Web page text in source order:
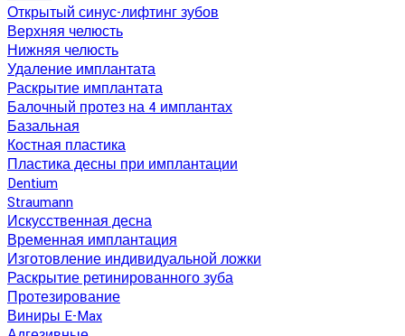
Открытый синус-лифтинг зубов
Верхняя челюсть
Нижняя челюсть
Удаление имплантата
Раскрытие имплантата
Балочный протез на 4 имплантах
Базальная
Костная пластика
Пластика десны при имплантации
Dentium
Straumann
Искусственная десна
Временная имплантация
Изготовление индивидуальной ложки
Раскрытие ретинированного зуба
Протезирование
Виниры E-Max